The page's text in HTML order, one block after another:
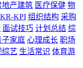
地产建筑 医疗保健 物
KPI 组织结构 采购
面试技巧 计划总结 综
子家庭 心理成长 职场
综艺 生活常识 体育游